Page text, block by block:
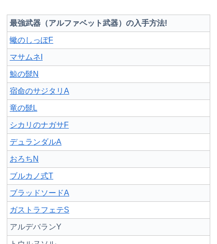
最強武器（アルファベット武器）の入手方法!
蠍のしっぽF
マサムネI
鯨の髭N
宿命のサジタリA
竜の髭L
シカリのナガサF
デュランダルA
おろちN
ブルカノ式T
ブラッドソードA
ガストラフェテS
アルデバランY